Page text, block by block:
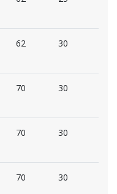
62 30
70 30
70 30
70 30